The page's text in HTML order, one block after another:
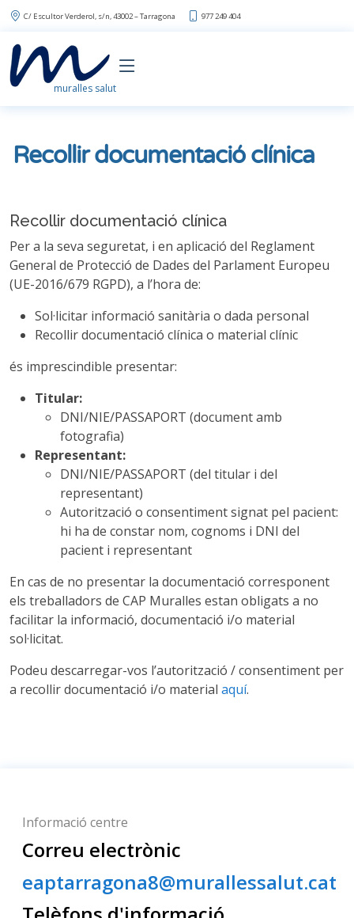
C/ Escultor Verderol, s/n, 43002 – Tarragona 977 249 404
muralles salut
Recollir documentació clínica
Recollir documentació clínica
Per a la seva seguretat, i en aplicació del Reglament
General de Protecció de Dades del Parlament Europeu
(UE-2016/679 RGPD), a l’hora de:
Sol·licitar informació sanitària o dada personal
Recollir documentació clínica o material clínic
és imprescindible presentar:
Titular:
DNI/NIE/PASSAPORT (document amb
fotografia)
Representant:
DNI/NIE/PASSAPORT (del titular i del
representant)
Autorització o consentiment signat pel pacient:
hi ha de constar nom, cognoms i DNI del
pacient i representant
En cas de no presentar la documentació corresponent
els treballadors de CAP Muralles estan obligats a no
facilitar la informació, documentació i/o material
sol·licitat.
Podeu descarregar-vos l’autorització / consentiment per
a recollir documentació i/o material aquí.
Informació centre
Correu electrònic
eaptarragona8@murallessalut.cat